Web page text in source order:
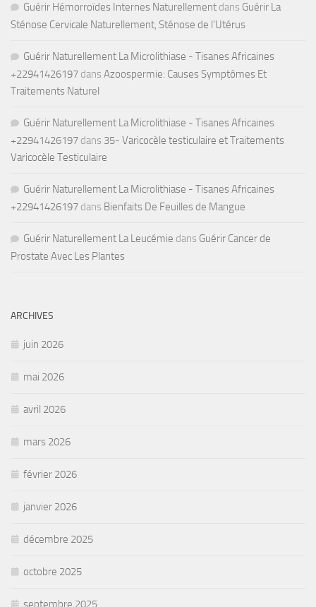
Guérir Hémorroïdes Internes Naturellement dans Guérir La
Sténose Cervicale Naturellement, Sténose de l’Utérus
Guérir Naturellement La Microlithiase - Tisanes Africaines
+22941426197 dans Azoospermie: Causes Symptômes Et
Traitements Naturel
Guérir Naturellement La Microlithiase - Tisanes Africaines
+22941426197 dans 35- Varicocèle testiculaire et Traitements
Varicocèle Testiculaire
Guérir Naturellement La Microlithiase - Tisanes Africaines
+22941426197 dans Bienfaits De Feuilles de Mangue
Guérir Naturellement La Leucémie dans Guérir Cancer de
Prostate Avec Les Plantes
ARCHIVES
juin 2026
mai 2026
avril 2026
mars 2026
février 2026
janvier 2026
décembre 2025
octobre 2025
septembre 2025